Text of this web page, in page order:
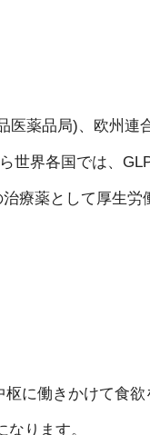
薬品局)、欧州連
世界各国では、
療薬として厚生
に働きかけて食
ります。